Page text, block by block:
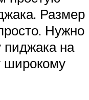
Размер
Нужно
на
широкому